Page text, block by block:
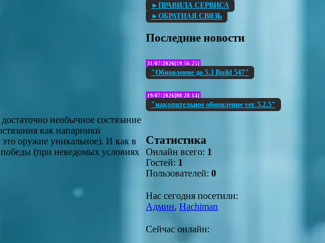
необычное состязание
как напарники
оружие уникальное). И как в
(при неведомых условиях
►ПРАВИЛА СЕРВИСА
►ОБРАТНАЯ СВЯЗЬ
Последние новости
31/07/2026[19:56:25]
"Обновление до 5.3 Build 547"
19/07/2026[08:28:14]
"накопительное обновление ver. 5.2.5"
Статистика
Онлайн всего: 1
Гостей: 1
Пользователей: 0
Нас сегодня посетили:
Админ, Hachiman
Сейчас онлайн: